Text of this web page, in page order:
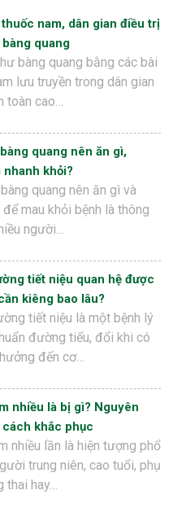
nam, dân gian điều trị
quang
bàng quang bằng các bài
lưu truyền trong dân gian
toàn cao…
quang nên ăn gì,
nhanh khỏi?
quang nên ăn gì và
mau khỏi bệnh là thông
người…
tiết niệu quan hệ được
kiêng bao lâu?
tiết niệu là một bệnh lý
đường tiểu, đổi khi có
đến cơ…
nhiều là bị gì? Nguyên
cách khắc phục
nhiều lần là hiện tượng phổ
trung niên, cao tuổi, phụ
hay…